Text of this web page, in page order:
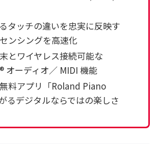
タッチの違いを忠実に反映す
ンシングを高速化
とワイヤレス接続可能な
オーディオ／ MIDI 機能
料アプリ「Roland Piano
るデジタルならではの楽しさ